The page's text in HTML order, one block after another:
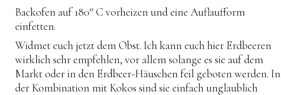
Backofen auf 180° C vorheizen und eine Auflaufform
einfetten.
Widmet euch jetzt dem Obst. Ich kann euch hier Erdbeeren
wirklich sehr empfehlen, vor allem solange es sie auf dem
Markt oder in den Erdbeer-Häuschen feil geboten werden. In
der Kombination mit Kokos sind sie einfach unglaublich